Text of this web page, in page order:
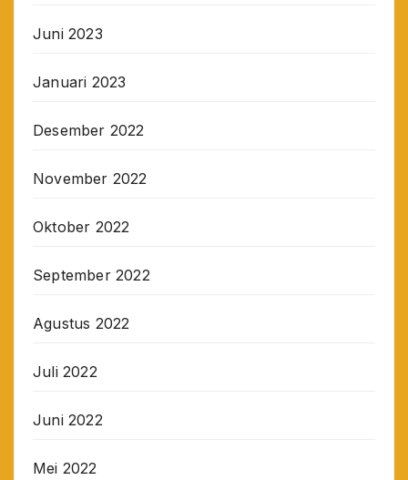
Juni 2023
Januari 2023
Desember 2022
November 2022
Oktober 2022
September 2022
Agustus 2022
Juli 2022
Juni 2022
Mei 2022